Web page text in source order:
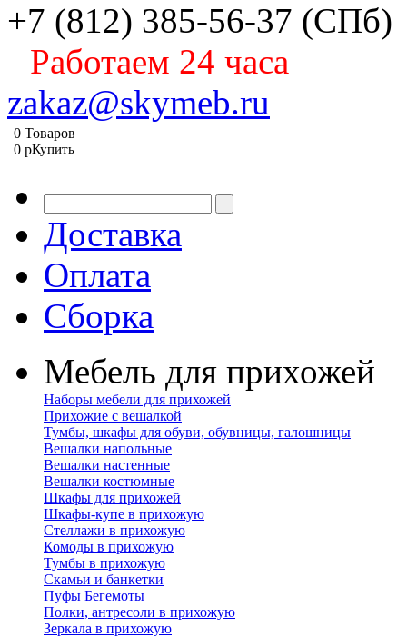
+7 (812) 385-56-37 (СПб)
Работаем 24 часа
zakaz@skymeb.ru
0 Товаров
0 pКупить
Доставка
Оплата
Сборка
Мебель для прихожей
Наборы мебели для прихожей
Прихожие с вешалкой
Тумбы, шкафы для обуви, обувницы, галошницы
Вешалки напольные
Вешалки настенные
Вешалки костюмные
Шкафы для прихожей
Шкафы-купе в прихожую
Стеллажи в прихожую
Комоды в прихожую
Тумбы в прихожую
Скамьи и банкетки
Пуфы Бегемоты
Полки, антресоли в прихожую
Зеркала в прихожую